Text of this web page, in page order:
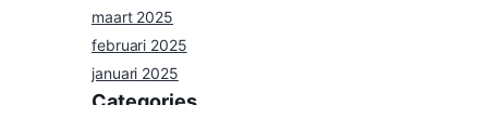
maart 2025
februari 2025
januari 2025
Categories